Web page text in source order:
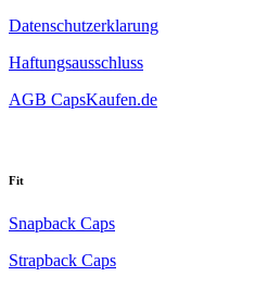
Datenschutzerklarung
Haftungsausschluss
AGB CapsKaufen.de
Fit
Snapback Caps
Strapback Caps